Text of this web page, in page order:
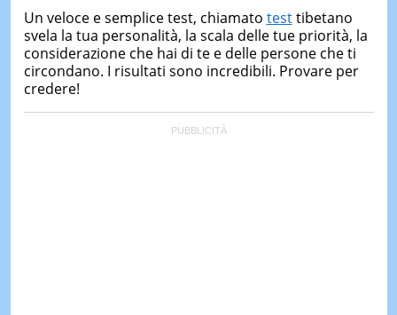
occupa della creazione di contenuti in ottica SEO e
dello sviluppo di strategie marketing attraverso
canali digitali.
Un veloce e semplice test, chiamato testtibetano
svela la tua personalità, la scala delle tue priorità, la
considerazione che hai di te e delle persone che ti
circondano. I risultati sono incredibili. Provare per
credere!